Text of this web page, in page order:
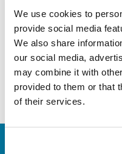
We use cookies to
provide social media
We also share
our social media,
may combine it with
provided to them or that
of their services.
Özel güncellemelerle
Sizin gibi profesyoneller
ipuçlarını ve sektör